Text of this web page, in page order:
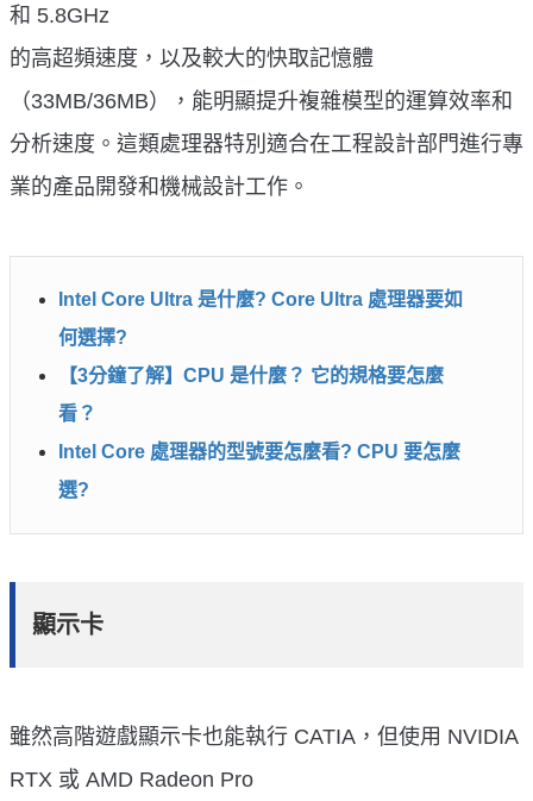
和 5.8GHz
的高超頻速度，以及較大的快取記憶體
（33MB/36MB），能明顯提升複雜模型的運算效率和
分析速度。這類處理器特別適合在工程設計部門進行專
業的產品開發和機械設計工作。
Intel Core Ultra 是什麼? Core Ultra 處理器要如
何選擇?
【3分鐘了解】CPU 是什麼？ 它的規格要怎麼
看？
Intel Core 處理器的型號要怎麼看? CPU 要怎麼
選?
顯示卡
雖然高階遊戲顯示卡也能執行 CATIA，但使用 NVIDIA
RTX 或 AMD Radeon Pro